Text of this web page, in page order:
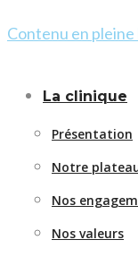
Contenu en
La clinique
Présentation
Notre
Nos
Nos valeurs